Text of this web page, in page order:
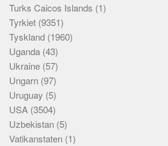
Turks Caicos Islands (1)
Tyrkiet (9351)
Tyskland (1960)
Uganda (43)
Ukraine (57)
Ungarn (97)
Uruguay (5)
USA (3504)
Uzbekistan (5)
Vatikanstaten (1)